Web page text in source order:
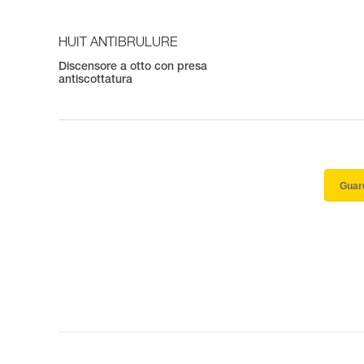
HUIT ANTIBRULURE
Discensore a otto con presa
antiscottatura